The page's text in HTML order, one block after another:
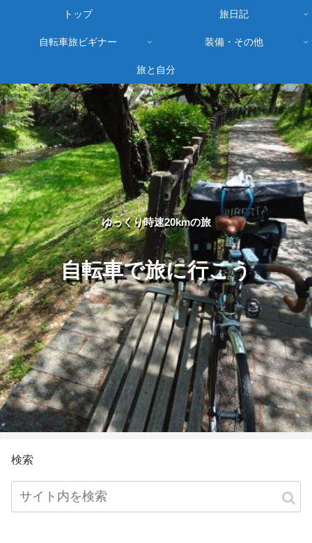
ゆっくり時速20kmの旅
自転車で旅に行こう
トップ 旅日記
自転車旅ビギナー 装備・その他
旅と自分
検索